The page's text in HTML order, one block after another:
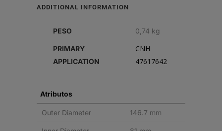
ADDITIONAL INFORMATION
PESO 0,74 kg
PRIMARY
APPLICATION
CNH
47617642
Atributos
Outer Diameter 146.7 mm